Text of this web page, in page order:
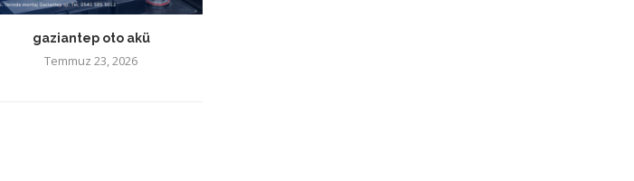
gaziantep oto akü
Temmuz 23, 2026